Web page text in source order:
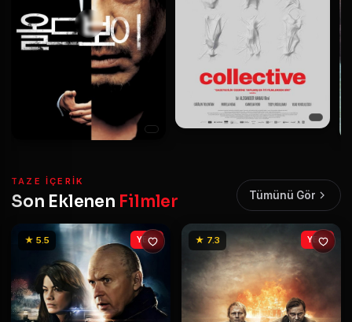
TAZE IÇERIK
Son Eklenen Filmler Tümünü Gör
★ 5.5 YENİ ★ 7.3 YENİ